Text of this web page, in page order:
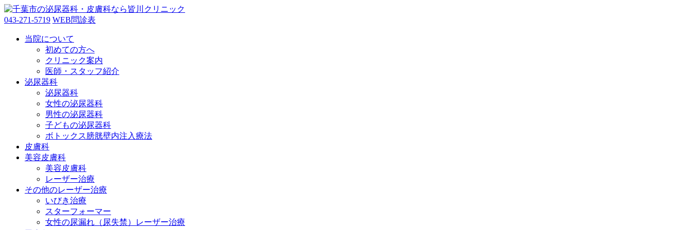
043-271-5719 WEB問診表
当院について
初めての方へ
クリニック案内
医師・スタッフ紹介
泌尿器科
泌尿器科
女性の泌尿器科
男性の泌尿器科
子どもの泌尿器科
ボトックス膀胱壁内注入療法
皮膚科
美容皮膚科
美容皮膚科
レーザー治療
その他のレーザー治療
いびき治療
スターフォーマー
女性の尿漏れ（尿失禁）レーザー治療